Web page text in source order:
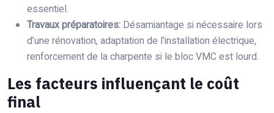
essentiel.
Travaux préparatoires: Désamiantage si nécessaire lors
d’une rénovation, adaptation de l’installation électrique,
renforcement de la charpente si le bloc VMC est lourd.
Les facteurs influençant le coût
final